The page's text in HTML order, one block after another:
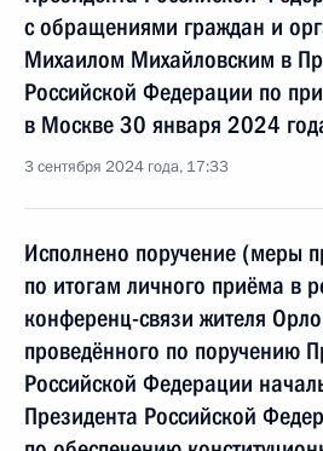
с обращениями граждан и
Михаилом Михайловским в
Российской Федерации по
в Москве 30 января 2024
3 сентября 2024 года, 17:33
Исполнено поручение (меры
по итогам личного приёма в
конференц-связи жителя
проведённого по поручению
Российской Федерации
Президента Российской